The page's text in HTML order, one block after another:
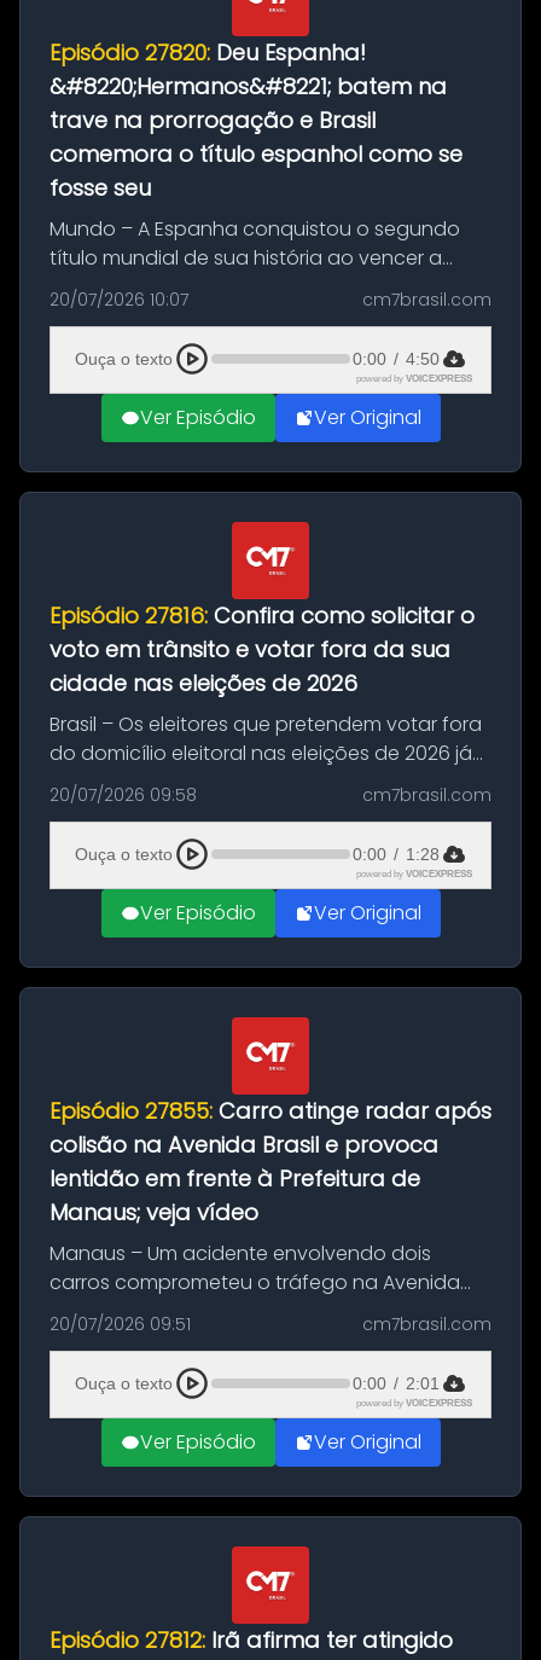
Episódio 27820: Deu Espanha!
&#8220;Hermanos&#8221; batem na
trave na prorrogação e Brasil
comemora o título espanhol como se
fosse seu
Mundo – A Espanha conquistou o segundo
título mundial de sua história ao vencer a
Argentina por 1 a 0, neste domingo (19), na
decisão da Copa do Mundo de 2026. Depois
de um duelo sem gols durante o te...
20/07/2026 10:07 cm7brasil.com
Ouça o texto 0:00 / 4:50
powered by VOICEXPRESS
Ver Episódio Ver Original
Episódio 27816: Confira como solicitar o
voto em trânsito e votar fora da sua
cidade nas eleições de 2026
Brasil – Os eleitores que pretendem votar fora
do domicílio eleitoral nas eleições de 2026 já
podem solicitar o voto em trânsito a partir
desta segunda-feira (20). O pedido pode ser
feito até 20 de ag...
20/07/2026 09:58 cm7brasil.com
Ouça o texto 0:00 / 1:28
powered by VOICEXPRESS
Ver Episódio Ver Original
Episódio 27855: Carro atinge radar após
colisão na Avenida Brasil e provoca
lentidão em frente à Prefeitura de
Manaus; veja vídeo
Manaus – Um acidente envolvendo dois
carros comprometeu o tráfego na Avenida
Brasil durante a manhã desta segunda-feira
(20), em frente ao complexo da Prefeitura de
Manaus, na Zona Oeste. A batida ter...
20/07/2026 09:51 cm7brasil.com
Ouça o texto 0:00 / 2:01
powered by VOICEXPRESS
Ver Episódio Ver Original
Episódio 27812: Irã afirma ter atingido